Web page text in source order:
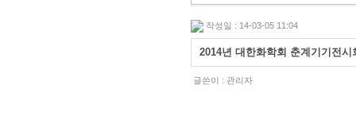
작성일 : 14-03-05 11:04
2014년 대한화학회 춘계기기전시
글쓴이 : 관리자